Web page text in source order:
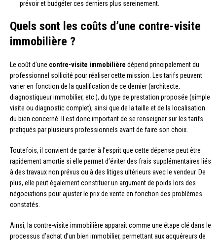
prévoir et budgéter ces derniers plus sereinement.
Quels sont les coûts d’une contre-visite
immobilière ?
Le coût d’une contre-visite immobilière dépend principalement du
professionnel sollicité pour réaliser cette mission. Les tarifs peuvent
varier en fonction de la qualification de ce dernier (architecte,
diagnostiqueur immobilier, etc.), du type de prestation proposée (simple
visite ou diagnostic complet), ainsi que de la taille et de la localisation
du bien concerné. Il est donc important de se renseigner sur les tarifs
pratiqués par plusieurs professionnels avant de faire son choix.
Toutefois, il convient de garder à l’esprit que cette dépense peut être
rapidement amortie si elle permet d’éviter des frais supplémentaires liés
à des travaux non prévus ou à des litiges ultérieurs avec le vendeur. De
plus, elle peut également constituer un argument de poids lors des
négociations pour ajuster le prix de vente en fonction des problèmes
constatés.
Ainsi, la contre-visite immobilière apparaît comme une étape clé dans le
processus d’achat d’un bien immobilier, permettant aux acquéreurs de